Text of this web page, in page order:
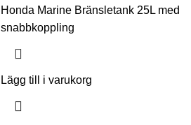
Honda Marine Bränsletank 25L med
snabbkoppling
Lägg till i varukorg